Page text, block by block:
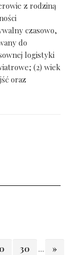
z rodziną
czasowo,
do
logistyki
(2) wiek
oraz
30 ... »